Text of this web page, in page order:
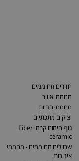
חדרים מחוממים
מחממי אוויר
מחממי חביות
יצוקים מתכתיים
גוף חימום קרמי Fiber
ceramic
שרוולים מחוממים - מחממי
צינורות